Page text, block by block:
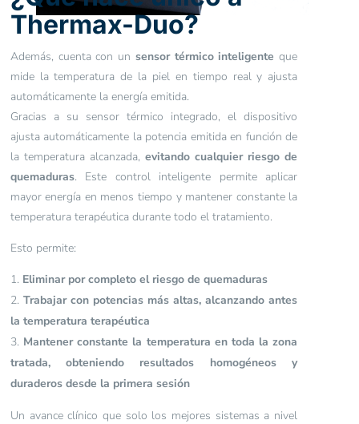
Thermax-Duo?
Además, cuenta con un sensor térmico inteligente que
mide la temperatura de la piel en tiempo real y ajusta
automáticamente la energía emitida.
Gracias a su sensor térmico integrado, el dispositivo
ajusta automáticamente la potencia emitida en función de
la temperatura alcanzada, evitando cualquier riesgo de
quemaduras. Este control inteligente permite aplicar
mayor energía en menos tiempo y mantener constante la
temperatura terapéutica durante todo el tratamiento.
Esto permite:
Eliminar por completo el riesgo de quemaduras
Trabajar con potencias más altas, alcanzando antes
la temperatura terapéutica
Mantener constante la temperatura en toda la zona
tratada, obteniendo resultados homogéneos y
duraderos desde la primera sesión
Un avance clínico que solo los mejores sistemas a nivel